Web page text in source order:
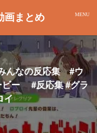
画まとめ
んなの反応集 #ウ
ビー #反応集 #グラ
イ